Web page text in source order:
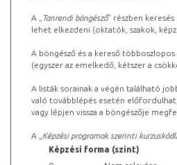
A „ Tanrendi böngésző” részben
lehet elkezdeni (oktatók, szakok,
A böngésző és a kereső
(egyszer az emelkedő, kétszer a
A listák sorainak a végén található
való továbblépés esetén
vagy lépjen vissza a böngészője
A „ Képzési programok szerinti
Képzési forma (szint)